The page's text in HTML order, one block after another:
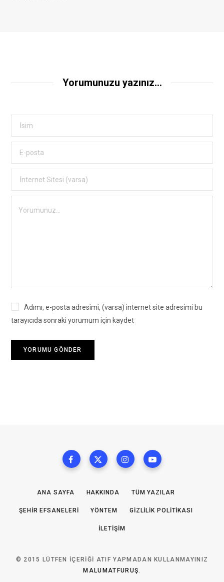
Yorumunuzu yazınız...
Adımı, e-posta adresimi, (varsa) internet site adresimi bu
tarayıcıda sonraki yorumum için kaydet
ANA SAYFA HAKKINDA TÜM YAZILAR
ŞEHIR EFSANELERI YÖNTEM GIZLILIK POLITIKASI
İLETIŞIM
© 2015 LÜTFEN IÇERIĞI ATIF YAPMADAN KULLANMAYINIZ
MALUMATFURUŞ